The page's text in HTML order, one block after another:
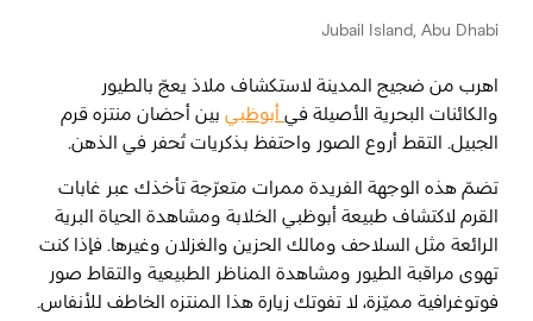
منطقة العين
منطقة الظفرة
Jubail Island, Abu Dhabi
اهرب من ضجيج المدينة لاستكشاف ملاذ يعجّ بالطيور
والكائنات البحرية الأصيلة فيأبوظبيبين أحضان منتزه قرم
الجبيل. التقط أروع الصور واحتفظ بذكريات تُحفر في الذهن.
تضمّ هذه الوجهة الفريدة ممرات متعرّجة تأخذك عبر غابات
القرم لاكتشاف طبيعة أبوظبي الخلابة ومشاهدة الحياة البرية
الرائعة مثل السلاحف ومالك الحزين والغزلان وغيرها. فإذا كنت
تهوى مراقبة الطيور ومشاهدة المناظر الطبيعية والتقاط صور
فوتوغرافية مميّزة، لا تفوتك زيارة هذا المنتزه الخاطف للأنفاس.